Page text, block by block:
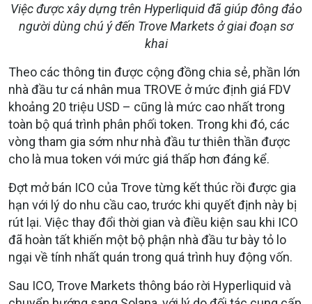
Việc được xây dựng trên Hyperliquid đã giúp đông đảo
người dùng chú ý đến Trove Markets ở giai đoạn sơ
khai
Theo các thông tin được cộng đồng chia sẻ, phần lớn
nhà đầu tư cá nhân mua TROVE ở mức định giá FDV
khoảng 20 triệu USD – cũng là mức cao nhất trong
toàn bộ quá trình phân phối token. Trong khi đó, các
vòng tham gia sớm như nhà đầu tư thiên thần được
cho là mua token với mức giá thấp hơn đáng kể.
Đợt mở bán ICO của Trove từng kết thúc rồi được gia
hạn với lý do nhu cầu cao, trước khi quyết định này bị
rút lại. Việc thay đổi thời gian và điều kiện sau khi ICO
đã hoàn tất khiến một bộ phận nhà đầu tư bày tỏ lo
ngại về tính nhất quán trong quá trình huy động vốn.
Sau ICO, Trove Markets thông báo rời Hyperliquid và